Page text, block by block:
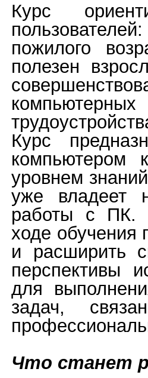
Курс
пожилого
полезен
Курс
компьютером
уровнем
уже владеет
работы с ПК.
ходе обучения
и расширить
перспективы
для
задач,
Что станет